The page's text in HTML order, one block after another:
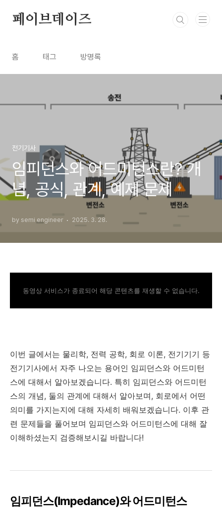
페이브데이즈
홈 태그 방명록
전기기사
임피던스와 어드미턴스란? 개
념, 공식, 관계, 예제 문제
by semi engineer 2025. 3. 28.
동영상 서비스가 종료되어 해당 콘텐츠를 재생할 수 없습니다.
이번 글에서는 물리학, 전력 공학, 회로 이론, 전기기기 등
전기기사에서 자주 나오는 용어인 임피던스와 어드미턴
스에 대해서 알아보겠습니다. 특히 임피던스와 어드미턴
스의 개념, 둘의 관계에 대해서 알아보며, 회로에서 어떤
의미를 가지는지에 대해 자세히 배워보겠습니다. 이후 관
련 문제들을 풀어보며 임피던스와 어드미턴스에 대해 잘
이해하셨는지 검증해보시길 바랍니다!
임피던스(Impedance)와 어드미턴스